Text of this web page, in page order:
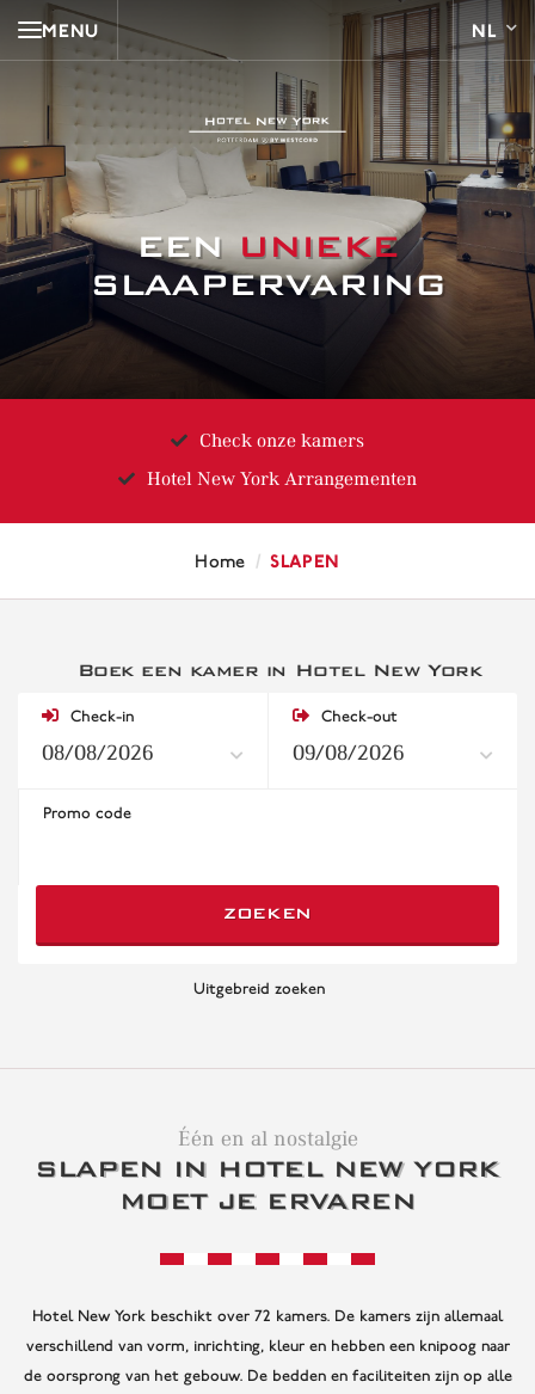
MENU
EENUNIEKE
SLAAPERVARING
Check onze kamers
Hotel New York Arrangementen
Home / Slapen
Boek een kamer in Hotel New York
Check-in Check-out
Promo code
ZOEKEN
Uitgebreid zoeken
Één en al nostalgie
SLAPEN IN HOTEL NEW YORK
MOET JE ERVAREN
Hotel New York beschikt over 72 kamers. De kamers zijn allemaal
verschillend van vorm, inrichting, kleur en hebben een knipoog naar
de oorsprong van het gebouw. De bedden en faciliteiten zijn op alle